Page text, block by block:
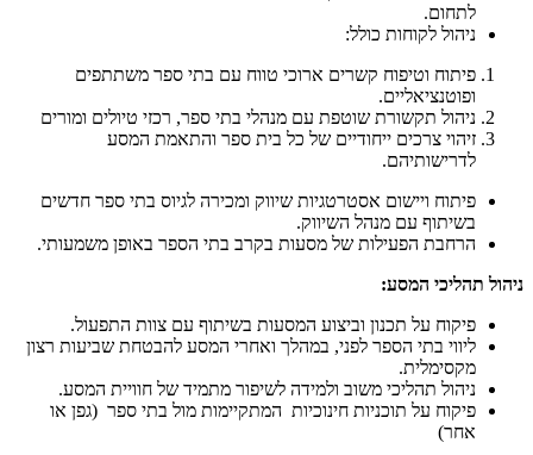
לתחום.
ניהול לקוחות כולל:
פיתוח וטיפוח קשרים ארוכי טווח עם בתי ספר משתתפים
ופוטנציאליים.
ניהול תקשורת שוטפת עם מנהלי בתי ספר, רכזי טיולים ומורים
זיהוי צרכים ייחודיים של כל בית ספר והתאמת המסע
לדרישותיהם.
פיתוח ויישום אסטרטגיות שיווק ומכירה לגיוס בתי ספר חדשים
בשיתוף עם מנהל השיווק.
הרחבת הפעילות של מסעות בקרב בתי הספר באופן משמעותי.
ניהול תהליכי המסע:
פיקוח על תכנון וביצוע המסעות בשיתוף עם צוות התפעול.
ליווי בתי הספר לפני, במהלך ואחרי המסע להבטחת שביעות רצון
מקסימלית.
ניהול תהליכי משוב ולמידה לשיפור מתמיד של חוויית המסע.
פיקוח על תוכניות חינוכיות המתקיימות מול בתי ספר (גפן או
אחר)